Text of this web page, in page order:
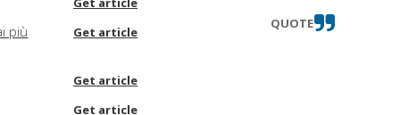
più
Get article
Get article
Get article
QUOTE